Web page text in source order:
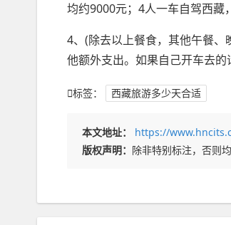
均约9000元；4人一车自驾西藏
4、(除去以上餐食，其他午餐
他额外支出。如果自己开车去的
标签： 西藏旅游多少天合适
本文地址：
https://
版权声明： 除非特别标注，否则